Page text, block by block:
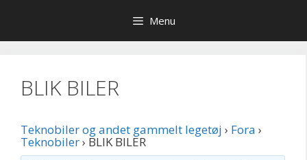
indhold
Menu
BLIK BILER
Teknobiler og andet gammelt legetøj › Fora ›
Teknobiler› BLIK BILER